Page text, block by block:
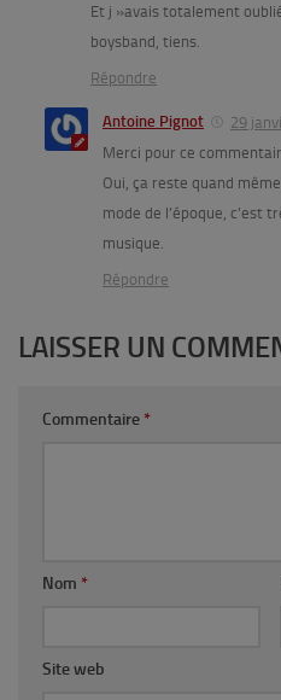
Et j »avais totalement
boysband, tiens.
Répondre
Antoine Pignot
29
Merci pour ce
Oui, ça reste quand
mode de l’époque, c’est
musique.
Répondre
LAISSER UN
Commentaire *
Nom *
Site web